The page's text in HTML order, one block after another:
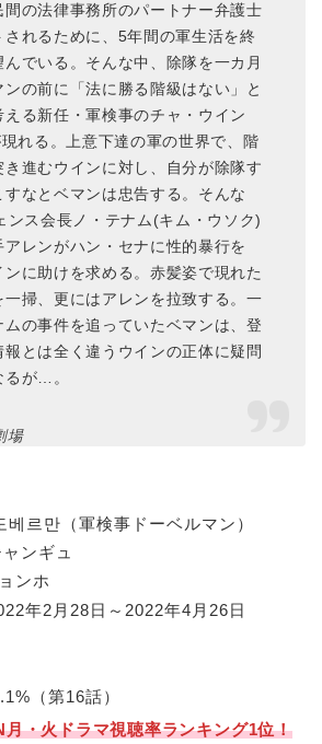
間の法律事務所のパートナー弁護士
されるために、5年間の軍生活を終
んでいる。そんな中、除隊を一カ月
の前に「法に勝る階級はない」と
る新任・軍検事のチャ・ウイン
れる。上意下達の軍の世界で、階
進むウインに対し、自分が除隊す
すなとベマンは忠告する。そんな
ンス会長ノ・テナム(キム・ウソク)
アレンがハン・セナに性的暴行を
ンに助けを求める。赤髪姿で現れた
一掃、更にはアレンを拉致する。一
の事件を追っていたベマンは、登
とは全く違うウインの正体に疑問
るが…。
場
베르만（軍検事ドーベルマン）
ンギュ
ンホ
年2月28日～2022年4月26日
（第16話）
・火ドラマ視聴率ランキング1位！